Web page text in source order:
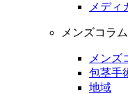
メディ
メンズコラム
メンズ
包茎手
地域